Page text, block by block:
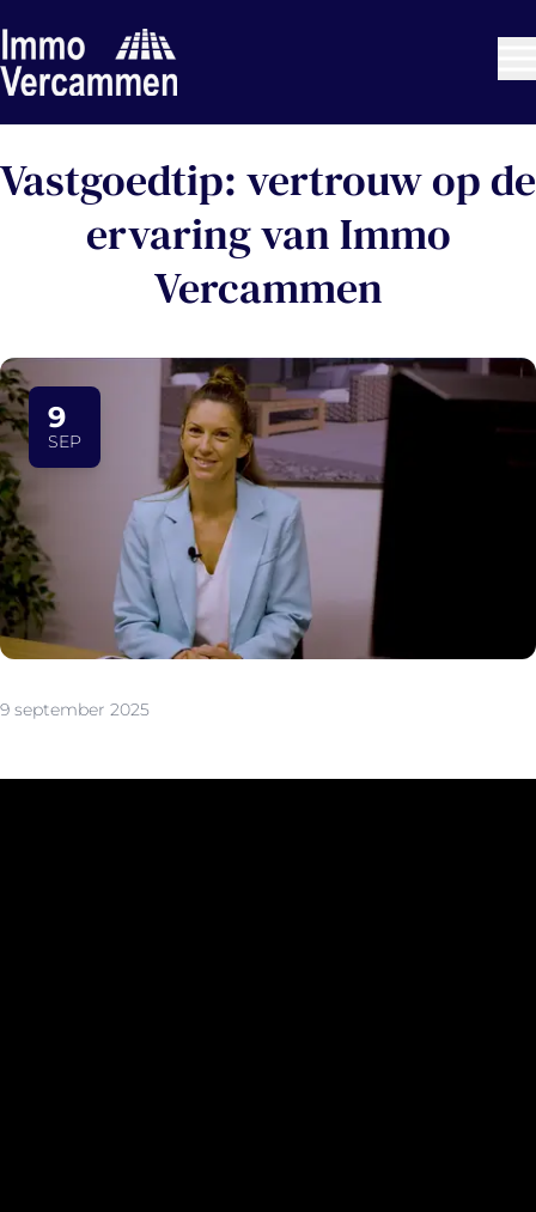
Vastgoedtip: vertrouw op de
ervaring van Immo
Vercammen
9
SEP
9 september 2025